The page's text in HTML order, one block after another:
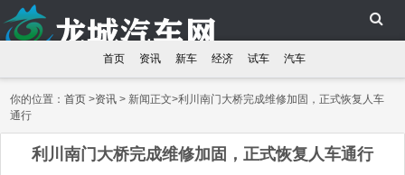
首页 资讯 新车 经济 试车 汽车
你的位置：首页 >资讯 > 新闻正文>利川南门大桥完成维修加固，正式恢复人车
通行
利川南门大桥完成维修加固，正式恢复人车通行